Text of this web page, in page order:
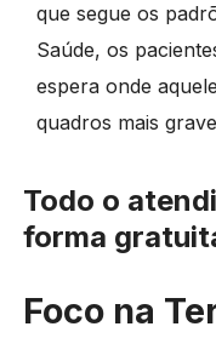
que segue os
Saúde, os
espera onde
quadros mais
Todo o
forma
Foco na